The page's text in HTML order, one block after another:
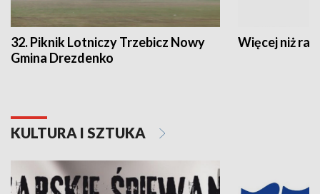
32. Piknik Lotniczy Trzebicz Nowy
Gmina Drezdenko
Więcej niż rajd
KULTURA I SZTUKA